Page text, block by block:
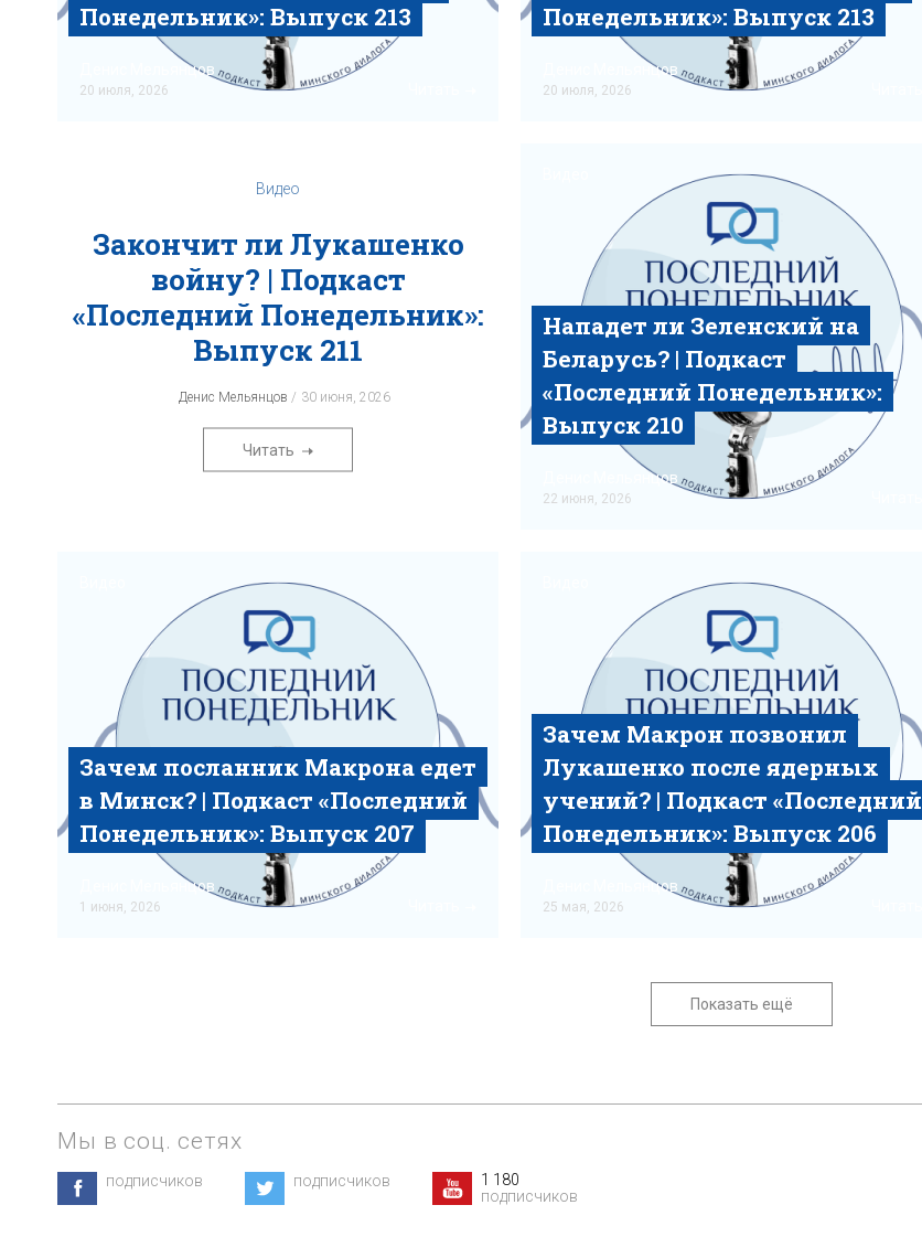
Понедельник»‎: Выпуск 213
Денис Мельянцов
20 июля, 2026
Понедельник»‎: Выпуск 213
Денис Мельянцов
20 июля, 2026
Видео
Закончит ли Лукашенко
войну? | Подкаст
«‎Последний Понедельник»‎:
Выпуск 211
Денис Мельянцов 30 июня, 2026
Читать
Нападет ли Зеленский на
Беларусь? | Подкаст
«‎Последний Понедельник»‎:
Выпуск 210
Денис Мельянцов
22 июня, 2026
Зачем посланник Макрона едет
в Минск? | Подкаст «‎Последний
Понедельник»‎: Выпуск 207
Денис Мельянцов
1 июня, 2026
Зачем Макрон позвонил
Лукашенко после ядерных
учений? | Подкаст «‎Последний
Понедельник»‎: Выпуск 206
Денис Мельянцов
25 мая, 2026
Показать ещё
Мы в соц. сетях
подписчиков подписчиков
1 180
подписчиков